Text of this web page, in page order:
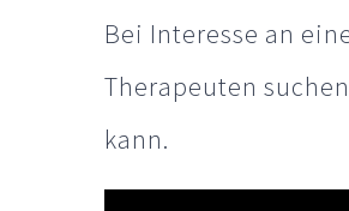
Bei Interesse an
Therapeuten
kann.